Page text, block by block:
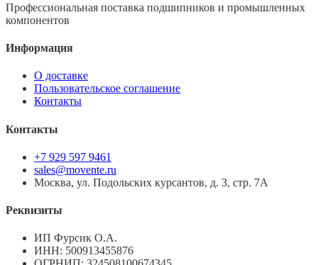
Профессиональная поставка подшипников и промышленных
компонентов
Информация
О доставке
Пользовательское соглашение
Контакты
Контакты
+7 929 597 9461
sales@movente.ru
Москва, ул. Подольских курсантов, д. 3, стр. 7А
Реквизиты
ИП Фурсик О.А.
ИНН: 500913455876